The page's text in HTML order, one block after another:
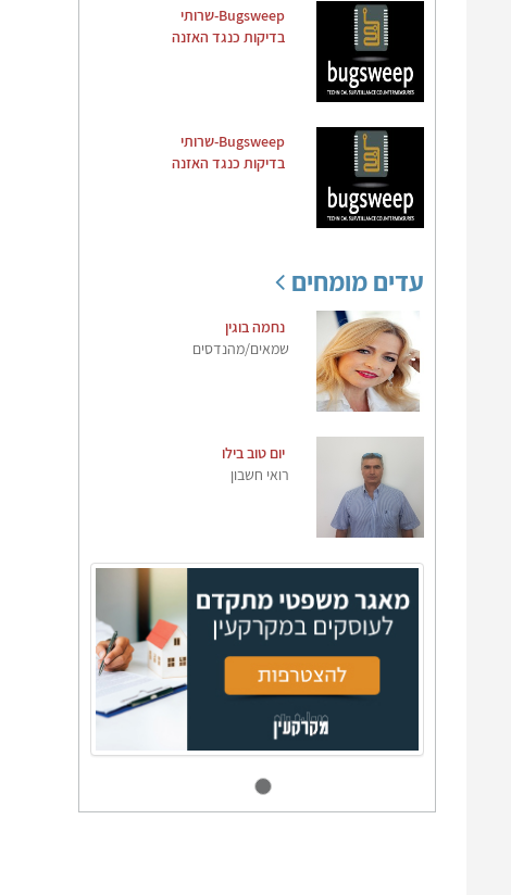
Bugsweep-שרותי
בדיקות כנגד האזנה
Bugsweep-שרותי
בדיקות כנגד האזנה
עדים מומחים
נחמה בוגין
שמאים/מהנדסים
יום טוב בילו
רואי חשבון